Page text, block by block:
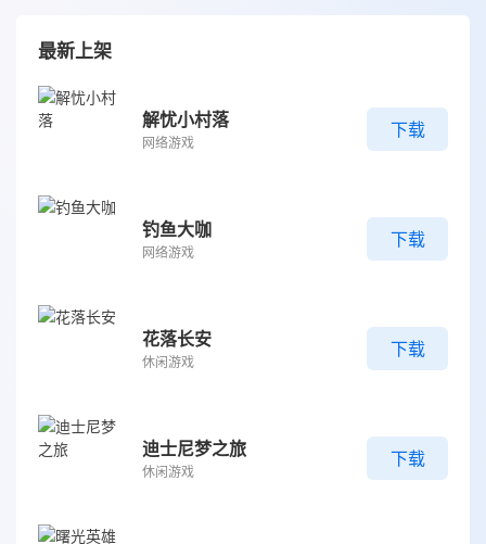
最新上架
解忧小村落
网络游戏
下载
钓鱼大咖
网络游戏
下载
花落长安
休闲游戏
下载
迪士尼梦之旅
休闲游戏
下载